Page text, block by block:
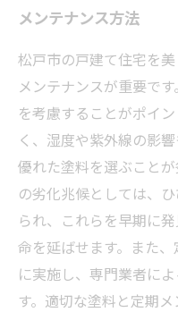
メンテナンス方法
松戸市の戸建て住宅を
メンテナンスが重要で
を考慮することがポイ
く、湿度や紫外線の影
優れた塗料を選ぶこと
の劣化兆候としては、
られ、これらを早期に
命を延ばせます。また
に実施し、専門業者に
す。適切な塗料と定期